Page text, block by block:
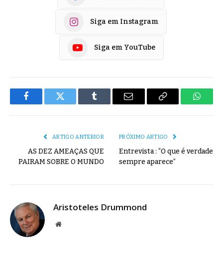
Siga em Instagram
Siga em YouTube
FacebookTwitter Tumblr
E-
Copiar
ARTIGO ANTERIOR
AS DEZ AMEAÇAS QUE
PAIRAM SOBRE O MUNDO
PRÓXIMO ARTIGO
Entrevista : “O que é verdade
sempre aparece”
Aristoteles Drummond
Site